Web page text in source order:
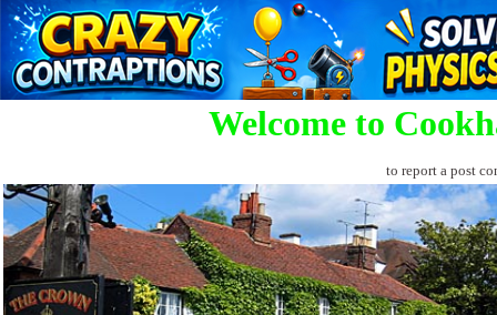
Welcome to
to report a post